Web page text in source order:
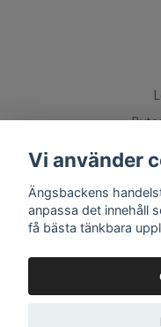
Vi använder
Ängsbackens
anpassa det innehåll
få bästa tänkbara